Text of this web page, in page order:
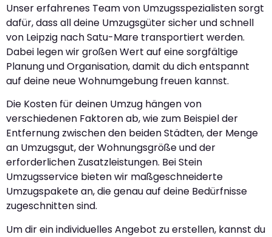
Unser erfahrenes Team von Umzugsspezialisten sorgt
dafür, dass all deine Umzugsgüter sicher und schnell
von Leipzig nach Satu-Mare transportiert werden.
Dabei legen wir großen Wert auf eine sorgfältige
Planung und Organisation, damit du dich entspannt
auf deine neue Wohnumgebung freuen kannst.
Die Kosten für deinen Umzug hängen von
verschiedenen Faktoren ab, wie zum Beispiel der
Entfernung zwischen den beiden Städten, der Menge
an Umzugsgut, der Wohnungsgröße und der
erforderlichen Zusatzleistungen. Bei Stein
Umzugsservice bieten wir maßgeschneiderte
Umzugspakete an, die genau auf deine Bedürfnisse
zugeschnitten sind.
Um dir ein individuelles Angebot zu erstellen, kannst du